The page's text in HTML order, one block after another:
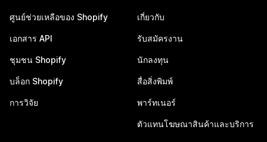
ศูนย์ช่วยเหลือของ Shopify
เอกสาร API
ชุมชน Shopify
บล็อก Shopify
การวิจัย
เกี่ยวกับ
รับสมัครงาน
นักลงทุน
สื่อสิ่งพิมพ์
พาร์ทเนอร์
ตัวแทนโฆษณาสินค้าและบริการ